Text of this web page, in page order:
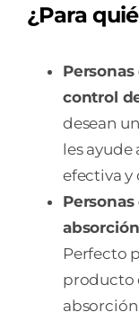
¿Para
control
desean
les ayude
efectiva y
Perfecto
producto
absorción